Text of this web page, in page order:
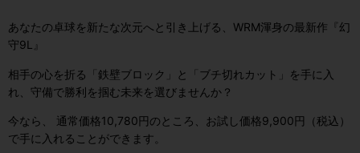
あなたの卓球を新たな次元へと引き上げる、WRM渾身の最新作『幻
守9L』
相手の心を折る「鉄壁ブロック」と「ブチ切れカット」を手に入
れ、守備で勝利を掴む未来を選びませんか？
今なら、 通常価格10,780円のところ、お試し価格9,900円（税込）
で手に入れることができます。